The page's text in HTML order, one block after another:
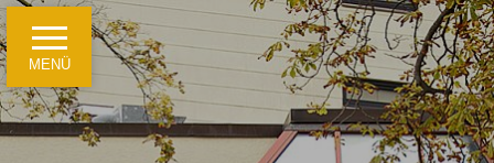
MENÜ
Startseite